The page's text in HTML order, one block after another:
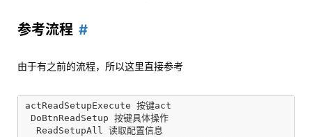
参考流程
由于有之前的流程，所以这里直接参考
actReadSetupExecute 按键act
DoBtnReadSetup 按键具体操作
  ReadSetupAll 读取配置信息